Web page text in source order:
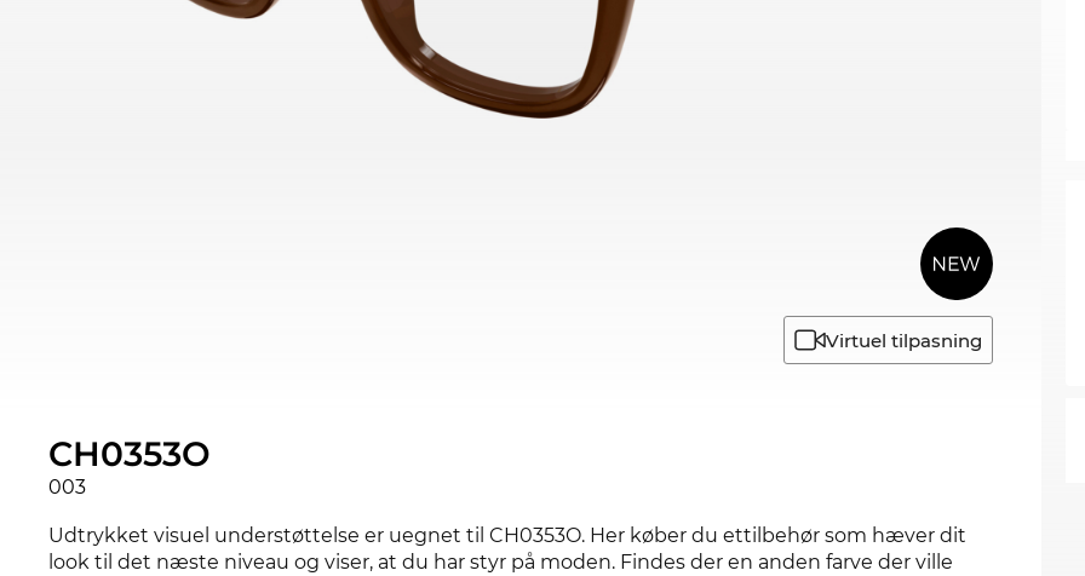
Virtuel tilpasning
CH0353O
003
Udtrykket visuel understøttelse er uegnet til CH0353O. Her køber du ettilbehør som hæver dit
look til det næste niveau og viser, at du har styr på moden. Findes der en anden farve der ville